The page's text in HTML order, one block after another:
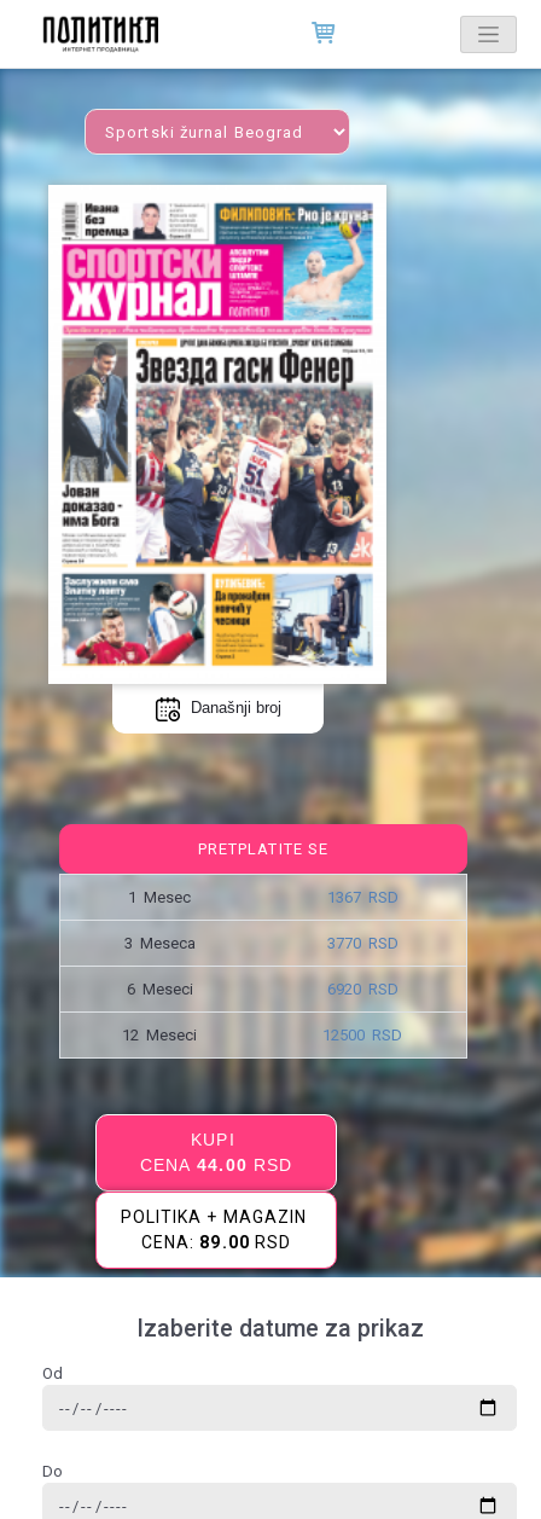
Današnji broj
PRETPLATITE SE
1 Mesec 1367 RSD
3 Meseca 3770 RSD
6 Meseci 6920 RSD
12 Meseci 12500 RSD
KUPI
CENA44.00 RSD
POLITIKA + MAGAZIN
CENA: 89.00 RSD
Izaberite datume za prikaz
Od
Do